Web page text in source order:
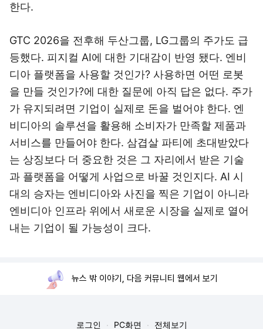
한다.
GTC 2026을 전후해 두산그룹, LG그룹의 주가도 급
등했다. 피지컬 AI에 대한 기대감이 반영 됐다. 엔비
디아 플랫폼을 사용할 것인가? 사용하면 어떤 로봇
을 만들 것인가?에 대한 질문에 아직 답은 없다. 주가
가 유지되려면 기업이 실제로 돈을 벌어야 한다. 엔
비디아의 솔루션을 활용해 소비자가 만족할 제품과
서비스를 만들어야 한다. 삼겹살 파티에 초대받았다
는 상징보다 더 중요한 것은 그 자리에서 받은 기술
과 플랫폼을 어떻게 사업으로 바꿀 것인지다. AI 시
대의 승자는 엔비디아와 사진을 찍은 기업이 아니라
엔비디아 인프라 위에서 새로운 시장을 실제로 열어
내는 기업이 될 가능성이 크다.
뉴스 밖 이야기, 다음 커뮤니티 웹에서 보기
로그인 PC화면 전체보기